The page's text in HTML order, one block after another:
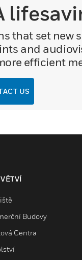
that set new
and
efficient
US
Budovy
Centra